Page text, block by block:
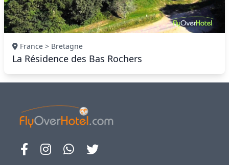
France > Bretagne
La Résidence des Bas Rochers